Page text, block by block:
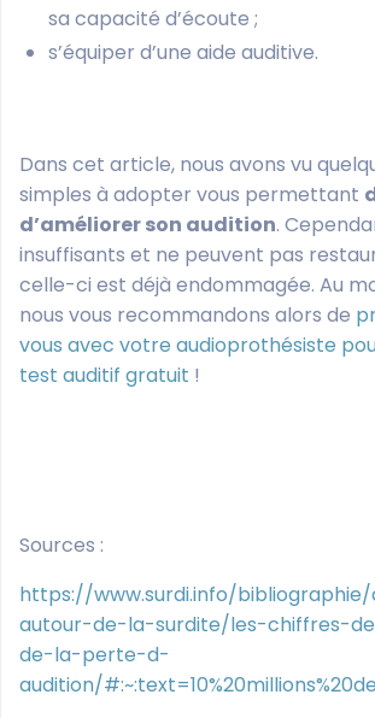
sa capacité d’écoute ;
s’équiper d’une aide auditive.
Dans cet article, nous avons vu
simples à adopter vous permettant
d’améliorer son audition.
insuffisants et ne peuvent pas
celle-ci est déjà endommagée. Au
nous vous recommandons alors de
vous avec votre audioprothésiste
test auditif gratuit !
Sources :
https://www.surdi.info/
autour-de-la-surdite/les-chiffres-
de-la-perte-d-
audition/